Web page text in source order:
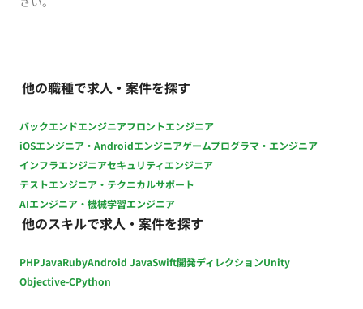
他の職種で求人・案件を探す
バックエンドエンジニアフロントエンジニア
iOSエンジニア・Androidエンジニアゲームプログラマ・エンジニア
インフラエンジニアセキュリティエンジニア
テストエンジニア・テクニカルサポート
AIエンジニア・機械学習エンジニア
他のスキルで求人・案件を探す
PHPJavaRubyAndroid JavaSwift開発ディレクションUnity
Objective-CPython